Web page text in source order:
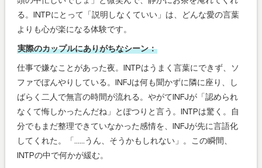
る。INTPにとって「説明しなくていい」は、どんな愛の言葉
よりも心が楽になる体験です。
実際のカップルにありがちなシーン：
仕事で嫌なことがあった夜。INTPはうまく言葉にできず、ソ
ファでぼんやりしている。INFJは何も聞かずに隣に座り、し
ばらく二人で無言の時間が流れる。やがてINFJが「認められ
なくて悔しかったんだね」とぽつりと言う。INTPは驚く。自
分でもまだ整理できていなかった感情を、INFJが先に言語化
してくれた。「……うん、そうかもしれない」。この瞬間、
INTPの中で何かが緩む。